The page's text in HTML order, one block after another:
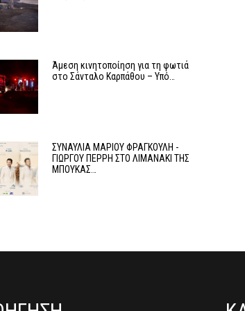
Άμεση κινητοποίηση για τη φωτιά
στο Σάνταλο Καρπάθου – Υπό…
ΣΥΝΑΥΛΙΑ ΜΑΡΙΟΥ ΦΡΑΓΚΟΥΛΗ -
ΓΙΩΡΓΟΥ ΠΕΡΡΗ ΣΤΟ ΛΙΜΑΝΑΚΙ ΤΗΣ
ΜΠΟΥΚΑΣ…